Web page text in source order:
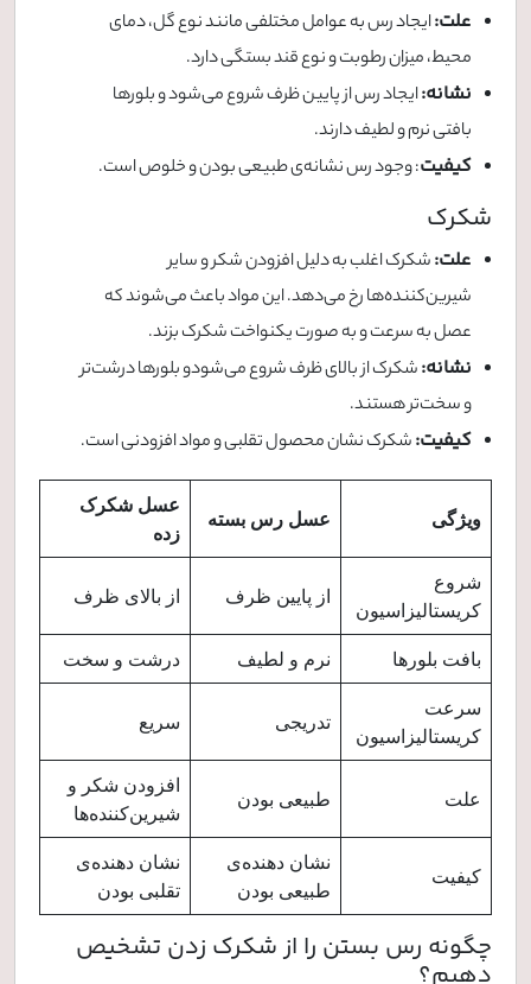
علت:ایجاد رس به عوامل مختلفی مانند نوع گل، دمای
محیط، میزان رطوبت و نوع قند بستگی دارد.
نشانه:ایجاد رس از پایین ظرف شروع می‌شود و بلورها
بافتی نرم و لطیف دارند.
کیفیت: وجود رس نشانه‌ی طبیعی بودن و خلوص است.
شکرک
علت:شکرک اغلب به دلیل افزودن شکر و سایر
شیرین‌کننده‌ها رخ می‌دهد. این مواد باعث می‌شوند که
عصل به سرعت و به صورت یکنواخت شکرک بزند.
نشانه:شکرک از بالای ظرف شروع می‌شودو بلورها درشت‌تر
و سخت‌تر هستند.
کیفیت:شکرک نشان‌ محصول تقلبی و مواد افزودنی است.
ویژگی عسل رس بسته
عسل شکرک
زده
شروع
کریستالیزاسیون
از پایین ظرف از بالای ظرف
بافت بلورها نرم و لطیف
درشت و سخت
سرعت
کریستالیزاسیون
تدریجی سریع
علت طبیعی بودن
افزودن شکر و
شیرین‌کننده‌ها
کیفیت
نشان دهنده‌ی
طبیعی بودن
نشان دهنده‌ی
تقلبی بودن
چگونه رس بستن را از شکرک زدن تشخیص
دهیم؟